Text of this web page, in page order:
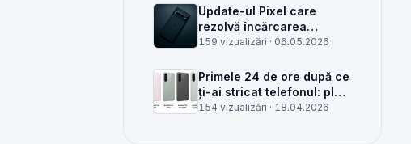
Update-ul Pixel care
rezolvă încărcarea
wireless și glitch-uri de
159 vizualizări · 06.05.2026
Primele 24 de ore după ce
ți-ai stricat telefonul: plan
clar, greșeli de evitat și
154 vizualizări · 18.04.2026